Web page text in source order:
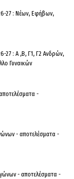
27 : Νέων, Εφήβων,
27 : Α ,Β, Γ1, Γ2 Ανδρών,
Γυναικών
-
- αποτελέσματα -
- αποτελέσματα -